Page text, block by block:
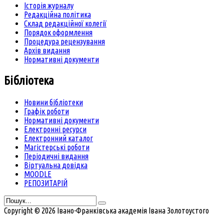
Історія журналу
Редакційна політика
Склад редакційної колегії
Порядок оформлення
Процедура рецензування
Архів видання
Нормативні документи
Бібліотека
Новини бібліотеки
Графік роботи
Нормативні документи
Електронні ресурси
Електронний каталог
Магістерські роботи
Періодичні видання
Віртуальна довідка
MOODLE
РЕПОЗИТАРІЙ
Copyright © 2026 Івано-Франківська академія Івана Золотоустого